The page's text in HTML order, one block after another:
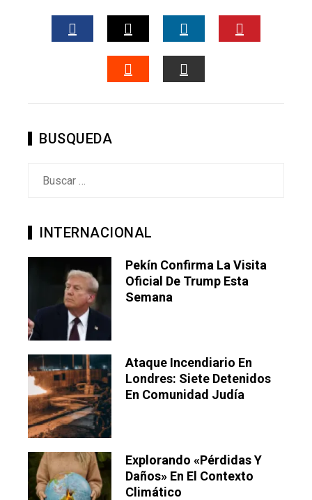
FACEBOOKTWITTERLINKEDIN
BUSQUEDA
INTERNACIONAL
Pekín Confirma La Visita
Oficial De Trump Esta
Semana
Ataque Incendiario En
Londres: Siete Detenidos
En Comunidad Judía
Explorando «pérdidas Y
Daños» En El Contexto
Climático